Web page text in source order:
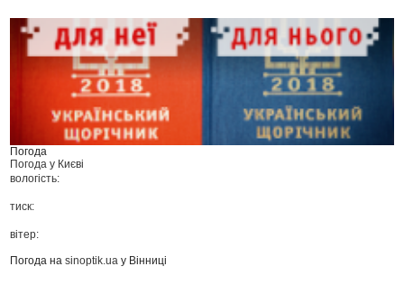
Погода
Погода у Києві
вологість:
тиск:
вітер:
Погода наsinoptik.ua у Вінниці